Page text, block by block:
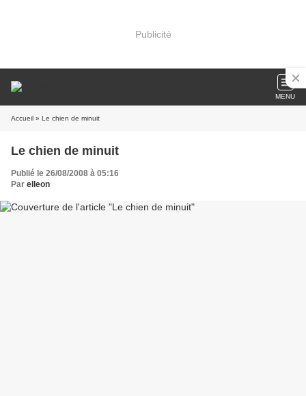
Publicité
MENU
Accueil » Le chien de minuit
Le chien de minuit
Publié le 26/08/2008 à 05:16
Par elleon